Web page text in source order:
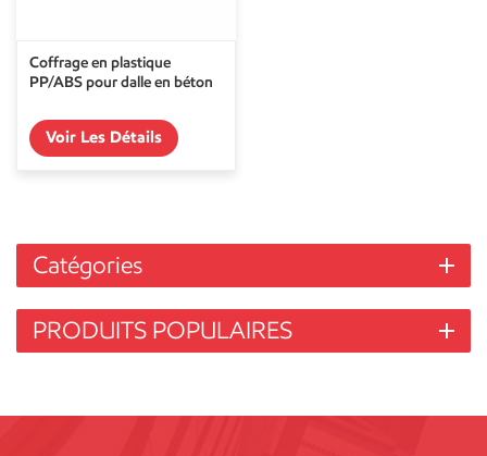
Coffrage en plastique
PP/ABS pour dalle en béton
Voir Les Détails
Catégories
PRODUITS POPULAIRES